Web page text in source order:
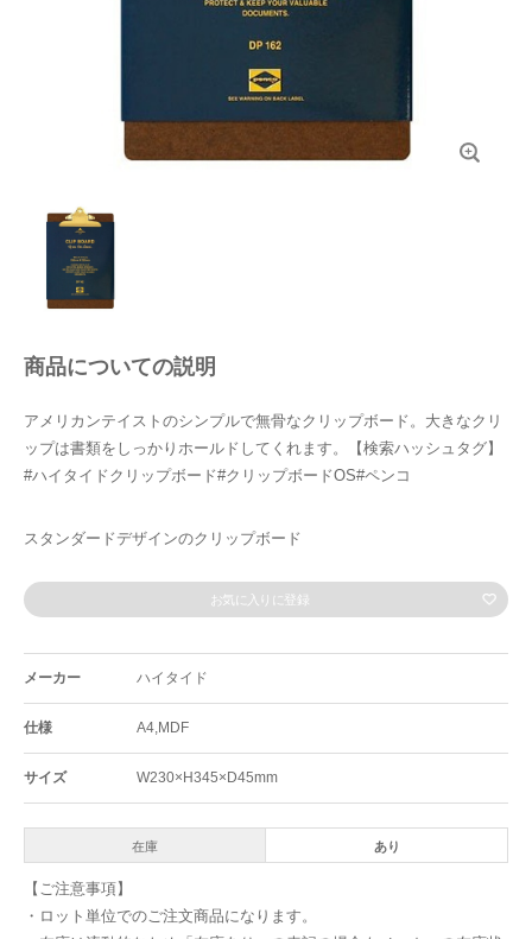
商品についての説明
アメリカンテイストのシンプルで無骨なクリップボード。大きなクリ
ップは書類をしっかりホールドしてくれます。【検索ハッシュタグ】
#ハイタイドクリップボード#クリップボードOS#ペンコ
スタンダードデザインのクリップボード
お気に入りに登録
メーカー ハイタイド
仕様 A4,MDF
サイズ W230×H345×D45mm
在庫 あり
【ご注意事項】
・ロット単位でのご注文商品になります。